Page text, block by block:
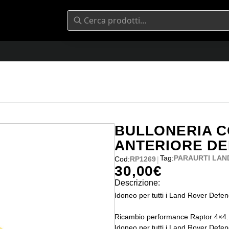
BULLONERIA
ANTERIORE
Cod:RP1269|Tag:PARAURTI
30,00€
Descrizione:
Idoneo per tutti i Land Rover
Ricambio performance Raptor 4×4.